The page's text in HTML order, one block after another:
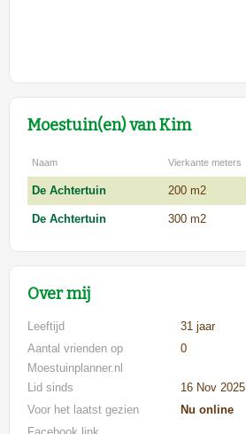
Moestuin(en) van Kim
Naam Vierkante meters
De Achtertuin 200 m2
De Achtertuin 300 m2
Over mij
Leeftijd
31 jaar
Aantal vrienden op
Moestuinplanner.nl
0
Lid sinds
16 Nov 2025
Voor het laatst gezien
Nu online